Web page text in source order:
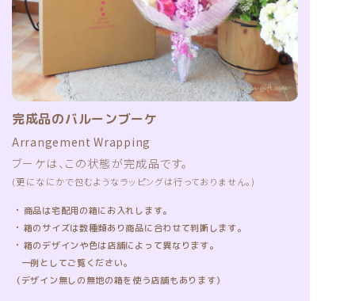
完成品のバルーンブーケ
Arrangement Wrapping
ブーケは、この状態が完成品です。
(更になにかで包むようなラッピングは行っておりません。)
・ 商品は宅配用の箱にお入れします。
・ 箱のサイズは数種類あり商品に合わせて判断します。
・ 箱のデザインや色は店舗によって異なります。
一例としてご覧ください。
（デザイン無しの無地の箱を使う店舗もあります）